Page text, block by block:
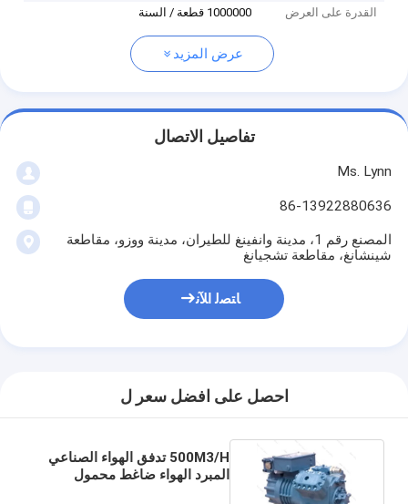
القدرة على العرض
1000000 قطعة / السنة
عرض المزيد
تفاصيل الاتصال
Ms. Lynn
86-13922880636
المصنع رقم 1، مدينة وانفينغ للطيران، مدينة ووزو، مقاطعة
شينشانغ، مقاطعة تشجيانغ
ﺎﺘﺼﻟ ﺍﻶﻧ
احصل على افضل سعر ل
500M3/H تدفق الهواء الصناعي
المبرد الهواء ضاغط محمول